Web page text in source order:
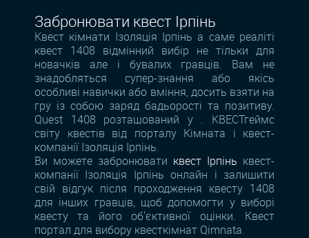
Забронювати квест Ірпінь
Квест кімнати Ізоляція Ірпінь а саме реаліті
квест 1408 відмінний вибір не тільки для
новачків але і бувалих гравців. Вам не
знадобляться супер-знання або якісь
особливі навички або вміння, досить взяти на
гру із собою заряд бадьорості та позитиву.
Quest 1408 розташований у . КВЕСТгеймс
світу квестів від порталу Кімната і квест-
компанії Ізоляція Ірпінь.
Ви можете забронювати квест Ірпінь квест-
компанії Ізоляція Ірпінь онлайн і залишити
свій відгук після проходження квесту 1408
для інших гравців, щоб допомогти у виборі
квесту та його об'єктивної оцінки. Квест
портал для вибору квесткімнат Qimnata.